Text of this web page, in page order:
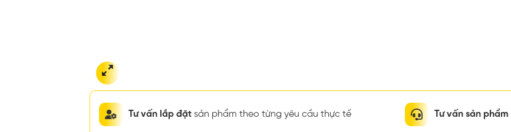
Tư vấn lắp đặt sản phẩm theo từng yêu cầu thực tế Tư vấn sản phẩm